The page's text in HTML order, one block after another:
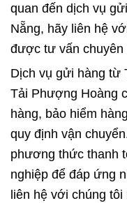
quan đến dịch vụ
Nẵng, hãy liên hệ
được tư vấn chuyên
Dịch vụ gửi hàng từ
Tải Phượng Hoàng
hàng, bảo hiểm
quy định vận
phương thức thanh
nghiệp để đáp ứng
liên hệ với chúng